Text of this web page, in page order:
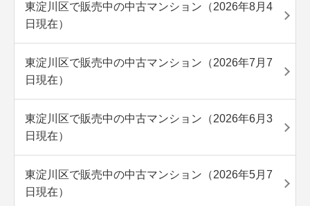
東淀川区で販売中の中古マンション（2026年8月4
日現在）
東淀川区で販売中の中古マンション（2026年7月7
日現在）
東淀川区で販売中の中古マンション（2026年6月3
日現在）
東淀川区で販売中の中古マンション（2026年5月7
日現在）